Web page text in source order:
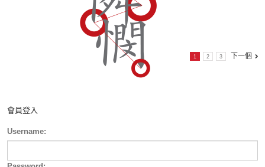
1 2 3 下一個
會員登入
Username: